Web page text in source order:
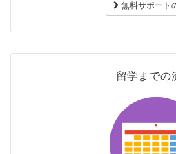
無料サポート
留学までの